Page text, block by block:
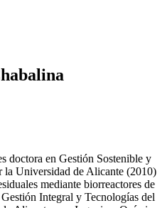
doctora en Gestión Sostenible y
la Universidad de Alicante (2010)
mediante biorreactores de
Integral y Tecnologías del